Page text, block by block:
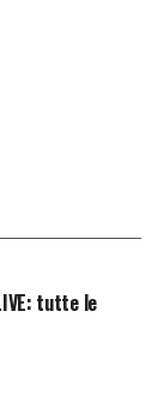
tutte le